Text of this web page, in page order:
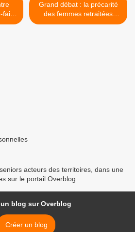
Grand débat : la précarité
des femmes retraitées
agricoles comme Marie-
acteurs des territoires, dans une
sur le portail Overblog
un blog sur Overblog
Créer un blog